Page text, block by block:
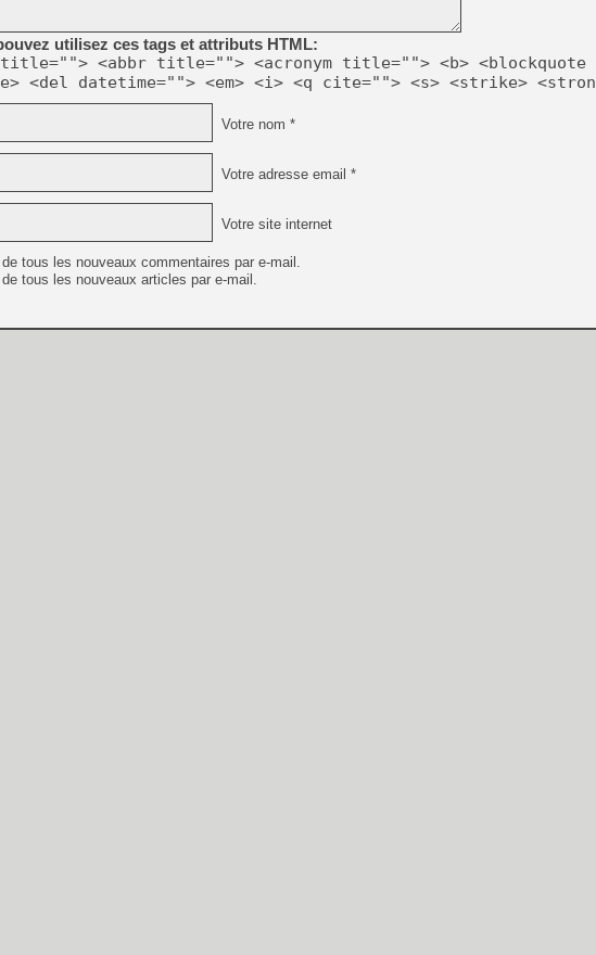
[GK] Déjà des
[Mo5] Brickboy cherche à
[GK] Minecraft et ses «
[GK] Beast of
[GK] Ubisoft : fin de partie
[GK] Mémoire cash -
[GK] Dan Houser (GTA)
[GK] Comment EA Sports
[GK] Crimson Moon : un
[GK] Isle of Reveries : le
[GK] Moonlighter 2 : The
[GK] Capcom relance
[GK] Guillermo del Toro
utilisez ces tags et attributs HTML:
<abbr title=""> <acronym title=""> <b> <blockquote
<del datetime=""> <em> <i> <q cite=""> <s> <strike>
Votre nom *
Votre adresse email *
Votre site internet
tous les nouveaux commentaires par e-mail.
tous les nouveaux articles par e-mail.